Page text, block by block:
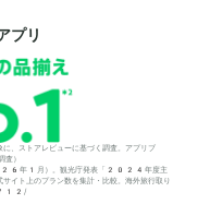
プリ
、ストアレビューに基づく調査。アプリブ
）
2026年1月）。観光庁発表「2024年度主
イト上のプラン数を集計・比較。海外旅行取り